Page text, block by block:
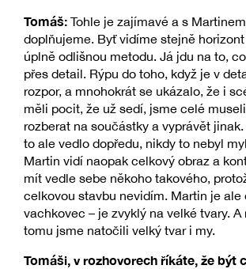
Tomáš: Tohle je zajímavé a s
doplňujeme. Byť vidíme stejně
úplně odlišnou metodu. Já jdu na to,
přes detail. Rýpu do toho, když je v
rozpor, a mnohokrát se ukázalo, že i
měli pocit, že už sedí, jsme celé museli
rozberat na součástky a vyprávět
to ale vedlo dopředu, nikdy to nebyl
Martin vidí naopak celkový obraz a
mít vedle sebe někoho takového,
celkovou stavbu nevidím. Martin je ale
vachkovec – je zvyklý na velké tvary. A
tomu jsme natočili velký tvar i my.
Tomáši, v rozhovorech říkáte, že být